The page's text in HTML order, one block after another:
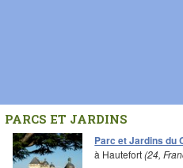
PARCS ET JARDINS
Parc et Jardins du
à Hautefort(24,